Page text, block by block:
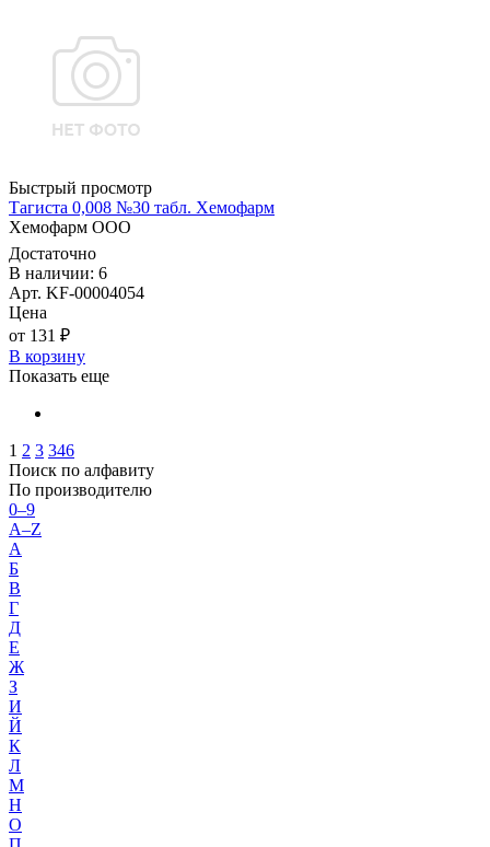
Быстрый просмотр
Тагиста 0,008 №30 табл. Хемофарм
Хемофарм ООО
Достаточно
В наличии: 6
Арт. KF-00004054
Цена
от 131 ₽
В корзину
Показать еще
1 2 3 346
Поиск по алфавиту
По производителю
0–9
A–Z
А
Б
В
Г
Д
Е
Ж
З
И
Й
К
Л
М
Н
О